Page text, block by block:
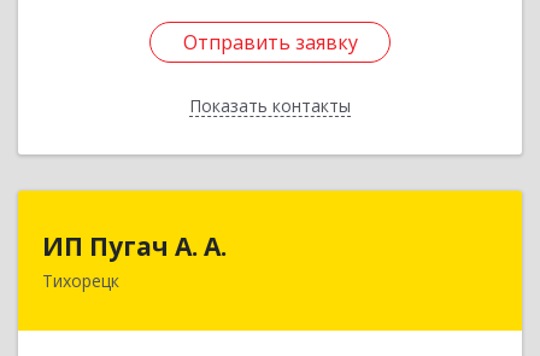
Отправить заявку
Показать контакты
Отправить заявку
Назад
ИП Пугач А. А.
Тихорецк
352114, Краснодарский край, Тихорецкий р-н,